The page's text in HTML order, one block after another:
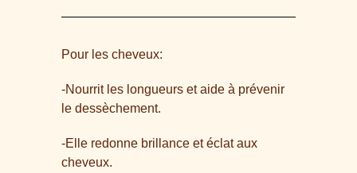
Pour les cheveux:
-Nourrit les longueurs et aide à prévenir
le dessèchement.
-Elle redonne brillance et éclat aux
cheveux.